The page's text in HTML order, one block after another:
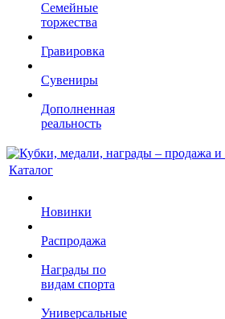
Семейные
торжества
Гравировка
Сувениры
Дополненная
реальность
Каталог
Новинки
Распродажа
Награды по
видам спорта
Универсальные